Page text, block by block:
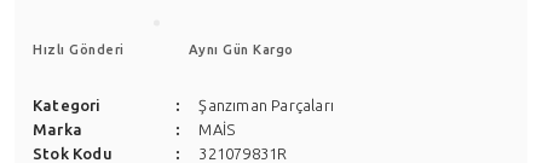
Hızlı Gönderi Aynı Gün Kargo
Kategori
Şanzıman Parçaları
Marka
MAİS
Stok Kodu
321079831R